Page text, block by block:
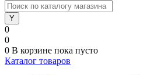
0
0
0 В корзине пока пусто
Каталог товаров